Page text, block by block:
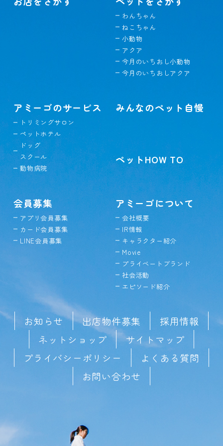
わんちゃん
ねこちゃん
小動物
アクア
今月のいちおし小動物
今月のいちおしアクア
アミーゴのサービス
トリミングサロン
ペットホテル
ドッグ
スクール
動物病院
みんなのペット自慢
ペットHOW TO
会員募集
アプリ会員募集
カード会員募集
LINE会員募集
アミーゴについて
会社概要
IR情報
キャラクター紹介
Movie
プライベートブランド
社会活動
エピソード紹介
お知らせ 出店物件募集
採用情報
ネットショップ
サイトマップ
プライバシーポリシー
よくある質問
お問い合わせ